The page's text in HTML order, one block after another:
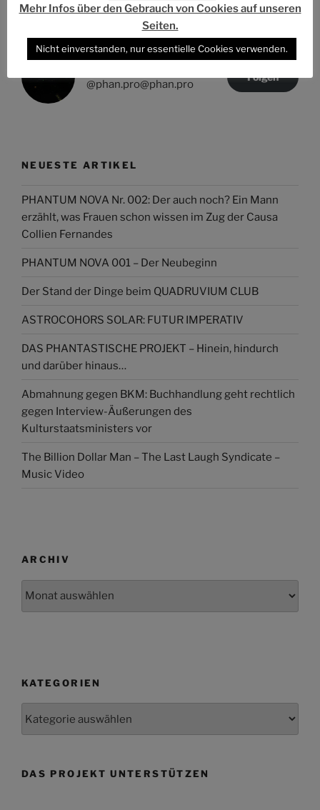
@phan.pro@phan.pro
Folgen
NEUESTE ARTIKEL
PHANTUM NOVA Nr. 002: Der auch noch? Ein Mann
erzählt, was Frauen schon wissen im Zug der Causa
Collien Fernandes
PHANTUM NOVA 001 – Der Neubeginn
Der Stand der Dinge beim QUADRUVIUM CLUB
ASTROCOHORS SOLAR: FUTUR IMPERATIV
DAS PHANTASTISCHE PROJEKT – Hinein, hindurch
und darüber hinaus…
Abmahnung gegen BKM: Buchhandlung geht rechtlich
gegen Interview-Äußerungen des
Kulturstaatsministers vor
The Billion Dollar Man – The Last Laugh Syndicate –
Music Video
ARCHIV
KATEGORIEN
DAS PROJEKT UNTERSTÜTZEN
Mehr Infos über den Gebrauch von Cookies auf unseren
Seiten.
Nicht einverstanden, nur essentielle Cookies verwenden.